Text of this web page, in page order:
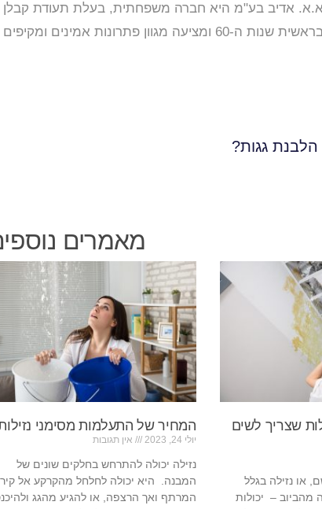
א.א. אדיב בע"מ היא חברה משפחתית, בעלת תעודת קבלן
שנות ה-60 ומציעה מגוון פתרונות אמינים ומקיפים לאיטום ולבידוד של מבנים.
גגות?
מאמרים
שצריך לשים
או נזילה בגלל
מהביוב – יכולות
המחיר של התעלמות מסימני
יולי 24, 2023 אין תגובות
נזילה יכולה להתרחש בחלקים שונים של
המבנה. היא יכולה לחלחל מהקרקע אל
המרתף ואך הרצפה, או להגיע מהגג